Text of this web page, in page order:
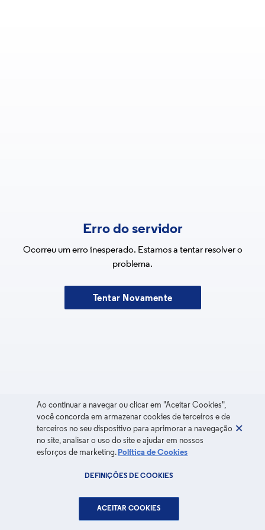
Erro do servidor
Ocorreu um erro inesperado. Estamos a tentar resolver o
problema.
Tentar Novamente
Ao continuar a navegar ou clicar em "Aceitar Cookies",
você concorda em armazenar cookies de terceiros e de
terceiros no seu dispositivo para aprimorar a navegação
no site, analisar o uso do site e ajudar em nossos
esforços de marketing. Política de Cookies
DEFINIÇÕES DE COOKIES
ACEITAR COOKIES